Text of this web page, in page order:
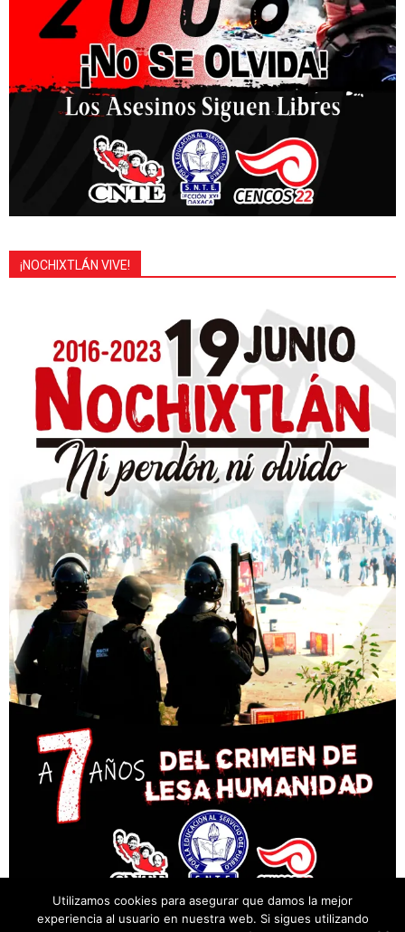
¡NOCHIXTLÁN VIVE!
Utilizamos cookies para asegurar que damos la mejor
experiencia al usuario en nuestra web. Si sigues utilizando